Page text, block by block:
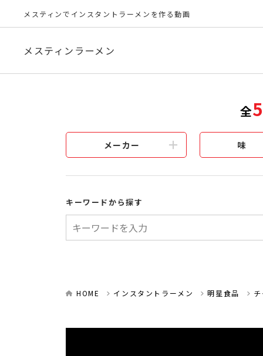
メスティンでインスタントラーメンを作る動画
メスティンラーメン
全
メーカー 味
キーワードから探す
HOME インスタントラーメン 明星食品